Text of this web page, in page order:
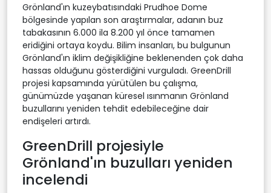
Grönland'ın kuzeybatısındaki Prudhoe Dome
bölgesinde yapılan son araştırmalar, adanın buz
tabakasının 6.000 ila 8.200 yıl önce tamamen
eridiğini ortaya koydu. Bilim insanları, bu bulgunun
Grönland'ın iklim değişikliğine beklenenden çok daha
hassas olduğunu gösterdiğini vurguladı. GreenDrill
projesi kapsamında yürütülen bu çalışma,
günümüzde yaşanan küresel ısınmanın Grönland
buzullarını yeniden tehdit edebileceğine dair
endişeleri artırdı.
GreenDrill projesiyle
Grönland'ın buzulları yeniden
incelendi